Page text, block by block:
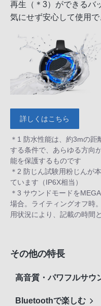
再生（＊3）ができるバ
気にせず安心して使用で
詳しくはこちら
＊1 防水性能は、約3mの
する条件で、あらゆる方向
能を保護するものです
＊2 防じん試験用粉じんが
ています（IP6X相当）
＊3 サウンドモードを
場合。ライティングオフ時
用状況により、記載の時間
その他の特長
高音質・パワフルサウ
Bluetoothで楽しむ